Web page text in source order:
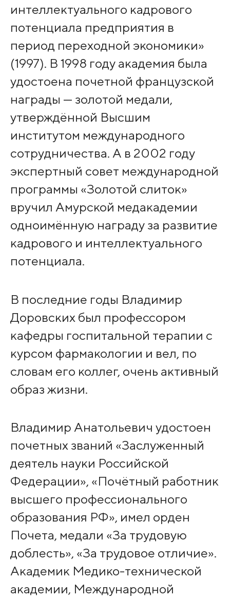
интеллектуального кадрового
потенциала предприятия в
период переходной экономики»
(1997). В 1998 году академия была
удостоена почетной французской
награды — золотой медали,
утверждённой Высшим
институтом международного
сотрудничества. А в 2002 году
экспертный совет международной
программы «Золотой слиток»
вручил Амурской медакадемии
одноимённую награду за развитие
кадрового и интеллектуального
потенциала.
В последние годы Владимир
Доровских был профессором
кафедры госпитальной терапии с
курсом фармакологии и вел, по
словам его коллег, очень активный
образ жизни.
Владимир Анатольевич удостоен
почетных званий «Заслуженный
деятель науки Российской
Федерации», «Почётный работник
высшего профессионального
образования РФ», имел орден
Почета, медали «За трудовую
доблесть», «За трудовое отличие».
Академик Медико-технической
академии, Международной